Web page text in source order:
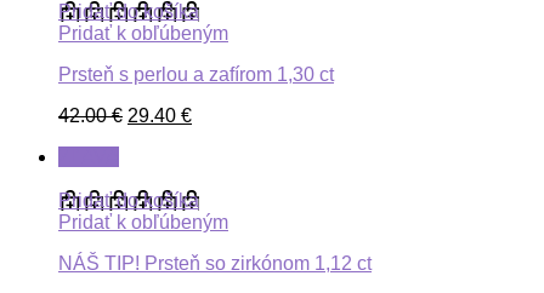
Pridať do košíka
Pridať k obľúbeným
Prsteň s perlou a zafírom 1,30 ct
42.00€ 29.40 €
Pridať do košíka
Pridať k obľúbeným
NÁŠ TIP! Prsteň so zirkónom 1,12 ct